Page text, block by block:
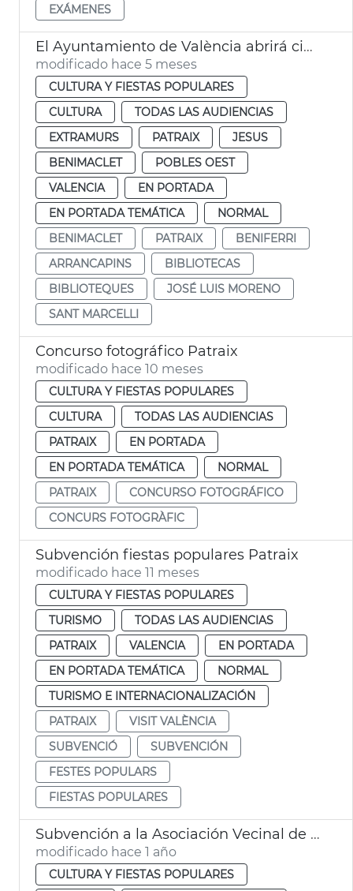
EXÁMENES
El Ayuntamiento de València abrirá cinco bibliotecas 24 horas durante las épocas de exámenes
modificado hace 5 meses
CULTURA Y FIESTAS POPULARES
CULTURA
TODAS LAS AUDIENCIAS
EXTRAMURS
PATRAIX
JESUS
BENIMACLET
POBLES OEST
VALENCIA
EN PORTADA
EN PORTADA TEMÁTICA
NORMAL
BENIMACLET
PATRAIX
BENIFERRI
ARRANCAPINS
BIBLIOTECAS
BIBLIOTEQUES
JOSÉ LUIS MORENO
SANT MARCELLI
Concurso fotográfico Patraix
modificado hace 10 meses
CULTURA Y FIESTAS POPULARES
CULTURA
TODAS LAS AUDIENCIAS
PATRAIX
EN PORTADA
EN PORTADA TEMÁTICA
NORMAL
PATRAIX
CONCURSO FOTOGRÁFICO
CONCURS FOTOGRÀFIC
Subvención fiestas populares Patraix
modificado hace 11 meses
CULTURA Y FIESTAS POPULARES
TURISMO
TODAS LAS AUDIENCIAS
PATRAIX
VALENCIA
EN PORTADA
EN PORTADA TEMÁTICA
NORMAL
TURISMO E INTERNACIONALIZACIÓN
PATRAIX
VISIT VALÈNCIA
SUBVENCIÓ
SUBVENCIÓN
FESTES POPULARS
FIESTAS POPULARES
Subvención a la Asociación Vecinal de Patraix
modificado hace 1 año
CULTURA Y FIESTAS POPULARES